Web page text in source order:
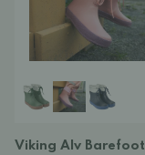
Viking Alv Barefoot